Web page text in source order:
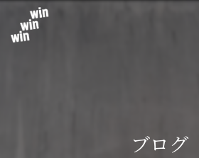
ブログ